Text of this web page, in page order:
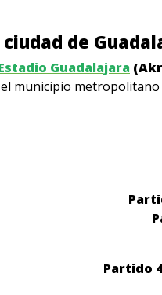
de
Guadalajara
municipio metropolitano
Partido